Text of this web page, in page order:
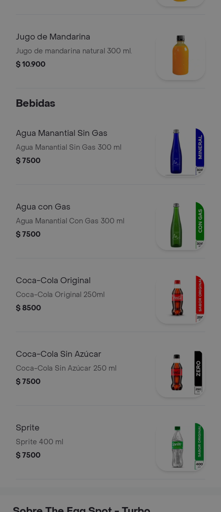
Jugo de Mandarina
Jugo de mandarina natural 300 ml.
$ 10.900
Bebidas
Agua Manantial Sin Gas
Agua Manantial Sin Gas 300 ml
$ 7500
Agua con Gas
Agua Manantial Con Gas 300 ml
$ 7500
Coca-Cola Original
Coca-Cola Original 250ml
$ 8500
Coca-Cola Sin Azúcar
Coca-Cola Sin Azúcar 250 ml
$ 7500
Sprite
Sprite 400 ml
$ 7500